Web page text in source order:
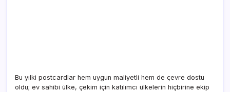
Bu yılki postcardlar hem uygun maliyetli hem de çevre dostu
oldu; ev sahibi ülke, çekim için katılımcı ülkelerin hiçbirine ekip